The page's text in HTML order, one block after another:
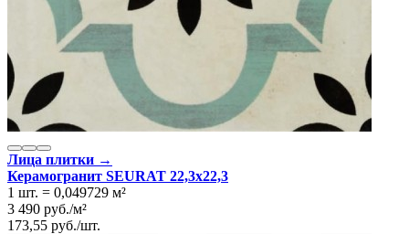
Лица плитки →
Керамогранит SEURAT 22,3x22,3
1 шт. = 0,049729 м²
3 490 руб./м²
173,55 руб./шт.